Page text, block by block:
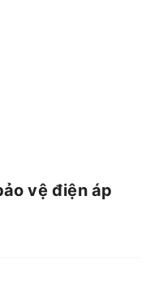
vệ điện áp